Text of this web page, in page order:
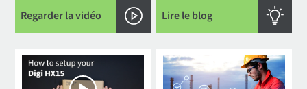
Regarder la vidéo Lire le blog